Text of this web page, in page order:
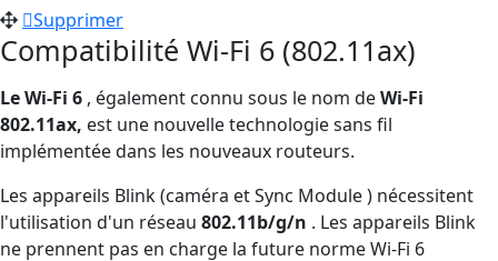
Supprimer
Compatibilité Wi-Fi 6 (802.11ax)
Le Wi-Fi 6 , également connu sous le nom deWi-Fi
802.11ax, est une nouvelle technologie sans fil
implémentée dans les nouveaux routeurs.
Les appareils Blink (caméra et Sync Module ) nécessitent
l'utilisation d'un réseau 802.11b/g/n . Les appareils Blink
ne prennent pas en charge la future norme Wi-Fi 6